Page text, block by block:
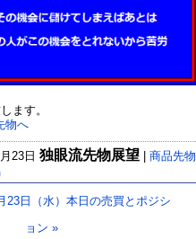
ます。
23日 独眼流先物展望 商品先物
23日（水）本日の売買とポジシ
ョン »